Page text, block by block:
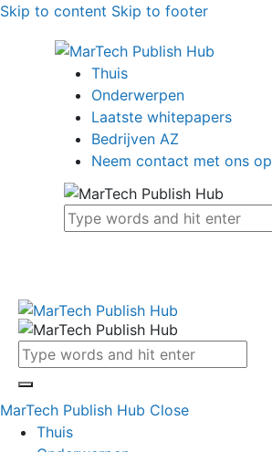
Skip to content Skip to footer
Thuis
Onderwerpen
Laatste whitepapers
Bedrijven AZ
Neem contact met ons op
MarTech Publish Hub Close
Thuis